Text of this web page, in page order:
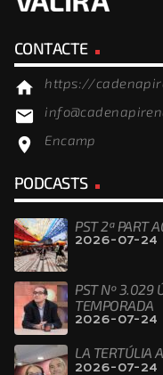
CONTACTE
home https://
email
location_on Encamp
PODCASTS
PST 2ª PART
2026-07-24
PST Nº 3.029
TEMPORADA
2026-07-24
LA TERTÚLIA
2026-07-24